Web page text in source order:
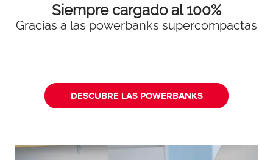
Siempre cargado al 100%
Gracias a las powerbanks supercompactas
DESCUBRE LAS POWERBANKS